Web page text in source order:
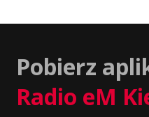
Pobierz
Radio eM